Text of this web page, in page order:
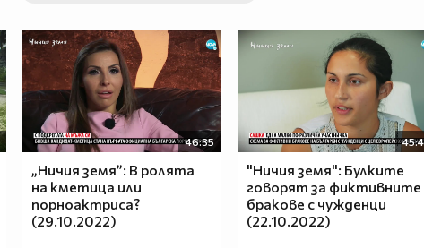
46:35
„Ничия земя”: В ролята
на кметица или
порноактриса?
(29.10.2022)
"Ничия земя": Булките
говорят за фиктивните
бракове с чужденци
(22.10.2022)